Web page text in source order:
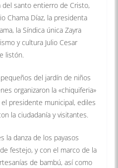
santo entierro de Cristo,
Chama Díaz, la presidenta
la Síndica única Zayra
y cultura Julio Cesar
listón.
del jardín de niños
organizaron la «chiquiferia»
presidente municipal, ediles
la ciudadanía y visitantes.
la danza de los payasos
festejo, y con el marco de la
de bambú, así como